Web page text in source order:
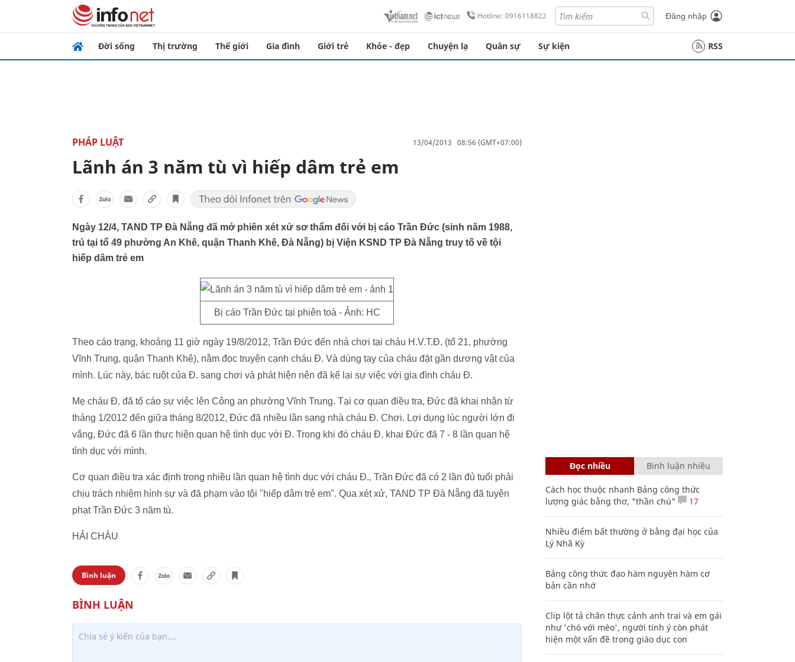
Hotline: 0916118822 Đăng nhập
Đời sống Thị trường Thế giới Gia đình Giới trẻ Khỏe - đẹp Chuyện lạ Quân sự Sự kiện RSS
PHÁP LUẬT 13/04/2013 08:56 (GMT+07:00)
Lãnh án 3 năm tù vì hiếp dâm trẻ em
Ngày 12/4, TAND TP Đà Nẵng đã mở phiên xét xử sơ thẩm đối với bị cáo Trần Đức (sinh năm 1988,
trú tại tổ 49 phường An Khê, quận Thanh Khê, Đà Nẵng) bị Viện KSND TP Đà Nẵng truy tố về tội
hiếp dâm trẻ em
Bị cáo Trần Đức tại phiên toà - Ảnh: HC
Theo cáo trạng, khoảng 11 giờ ngày 19/8/2012, Trần Đức đến nhà chơi tại cháu H.V.T.Đ. (tổ 21, phường
Vĩnh Trung, quận Thanh Khê), nằm đọc truyện cạnh cháu Đ. Và dùng tay của cháu đặt gần dương vật của
mình. Lúc này, bác ruột của Đ. sang chơi và phát hiện nên đã kể lại sự việc với gia đình cháu Đ.
Mẹ cháu Đ. đã tố cáo sự việc lên Công an phường Vĩnh Trung. Tại cơ quan điều tra, Đức đã khai nhận từ
tháng 1/2012 đến giữa tháng 8/2012, Đức đã nhiều lần sang nhà cháu Đ. Chơi. Lợi dụng lúc người lớn đi
vắng, Đức đã 6 lần thực hiện quan hệ tình dục với Đ. Trong khi đó cháu Đ. khai Đức đã 7 - 8 lần quan hệ
tình dục với mình.
Cơ quan điều tra xác định trong nhiều lần quan hệ tình dục với cháu Đ., Trần Đức đã có 2 lần đủ tuổi phải
chịu trách nhiệm hình sự và đã phạm vào tội "hiếp dâm trẻ em". Qua xét xử, TAND TP Đà Nẵng đã tuyên
phạt Trần Đức 3 năm tù.
HẢI CHÂU
Bình luận
Đọc nhiều Bình luận nhiều
Cách học thuộc nhanh Bảng công thức
lượng giác bằng thơ, "thần chú"
17
Nhiều điểm bất thường ở bằng đại học của
Lý Nhã Kỳ
Bảng công thức đạo hàm nguyên hàm cơ
bản cần nhớ
Clip lột tả chân thực cảnh anh trai và em gái
như 'chó với mèo', người tinh ý còn phát
hiện một vấn đề trong giáo dục con